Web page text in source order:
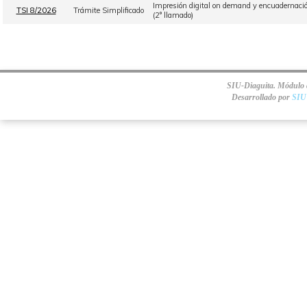
TSI 8/2026 Trámite Simplificado
Impresión digital on demand y
(2° llamado)
SIU-Diaguita. Módulo
Desarrollado por SIU